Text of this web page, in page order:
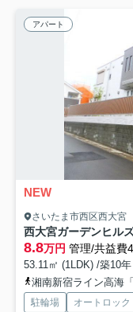
アパート
NEW
さいたま市西区西大宮
西大宮ガーデンヒル
8.8万円 管理/共益費
53.11㎡ (1LDK) /築10
湘南新宿ライン高海「
駐輪場 オートロック